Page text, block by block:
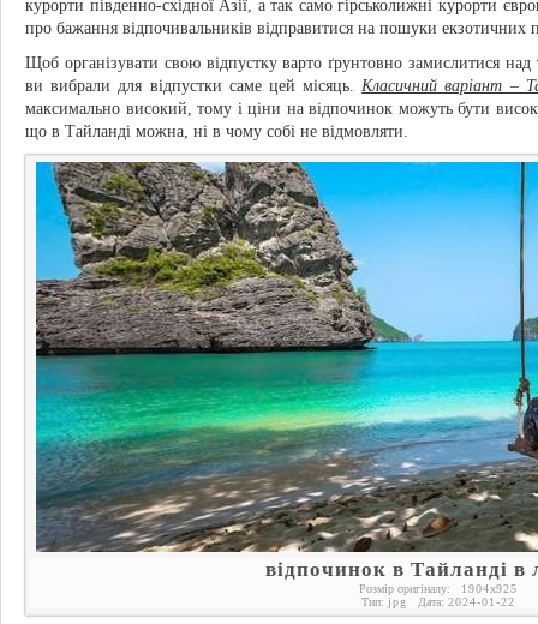
курорти південно-східної Азії, а так само гірськолижні курорти
про бажання відпочивальників відправитися на пошуки екзотичних
Щоб організувати свою відпустку варто ґрунтовно замислитися
ви вибрали для відпустки саме цей місяць.Класичний варіант –
максимально високий, тому і ціни на відпочинок можуть бути
що в Тайланді можна, ні в чому собі не відмовляти.
відпочинок в Тайланді в
Розмір оригіналу: 1904x925
Тип: jpg Дата: 2024-01-22